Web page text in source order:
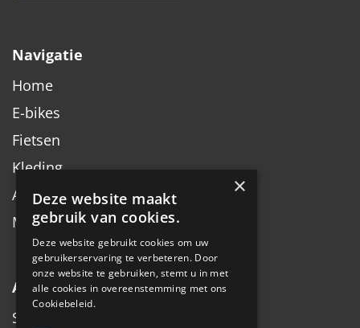
Navigatie
Home
E-bikes
Fietsen
Kleding
Accessoires
Merken
Algemeen
Service
×
Deze website maakt
gebruik van cookies.
Deze website gebruikt cookies om uw
gebruikerservaring te verbeteren. Door
onze website te gebruiken, stemt u in met
alle cookies in overeenstemming met ons
Cookiebeleid.